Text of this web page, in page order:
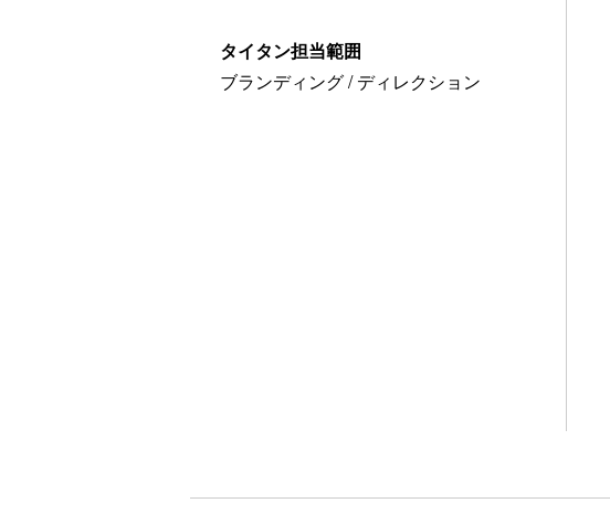
タイタン担当範囲
ブランディング / ディレクション